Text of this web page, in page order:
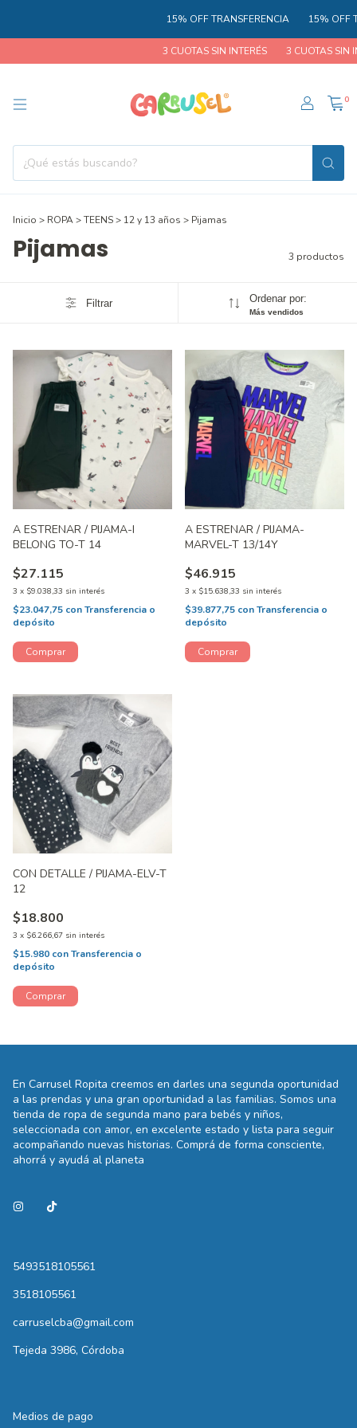
15% OFF TRANSFERENCIA 15% OFF
3 CUOTAS SIN INTERÉS 3 CUOTAS SIN
0
Inicio > ROPA>TEENS> 12 y 13 años > Pijamas
Pijamas 3 productos
Filtrar Ordenar por:
Más vendidos
A ESTRENAR / PIJAMA-I
BELONG TO-T 14
$27.115
3 x $9.038,33 sin interés
$23.047,75 conTransferencia o
depósito
A ESTRENAR / PIJAMA-
MARVEL-T 13/14Y
$46.915
3 x $15.638,33 sin interés
$39.877,75 conTransferencia o
depósito
CON DETALLE / PIJAMA-ELV-T
12
$18.800
3 x $6.266,67 sin interés
$15.980 conTransferencia o
depósito
En Carrusel Ropita creemos en darles una segunda oportunidad
a las prendas y una gran oportunidad a las familias. Somos una
tienda de ropa de segunda mano para bebés y niños,
seleccionada con amor, en excelente estado y lista para seguir
acompañando nuevas historias. Comprá de forma consciente,
ahorrá y ayudá al planeta
5493518105561
3518105561
carruselcba@gmail.com
Tejeda 3986, Córdoba
Medios de pago